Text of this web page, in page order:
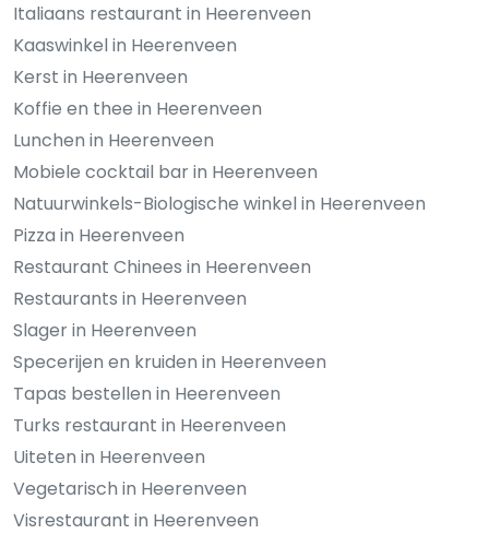
Italiaans restaurant in Heerenveen
Kaaswinkel in Heerenveen
Kerst in Heerenveen
Koffie en thee in Heerenveen
Lunchen in Heerenveen
Mobiele cocktail bar in Heerenveen
Natuurwinkels-Biologische winkel in Heerenveen
Pizza in Heerenveen
Restaurant Chinees in Heerenveen
Restaurants in Heerenveen
Slager in Heerenveen
Specerijen en kruiden in Heerenveen
Tapas bestellen in Heerenveen
Turks restaurant in Heerenveen
Uiteten in Heerenveen
Vegetarisch in Heerenveen
Visrestaurant in Heerenveen